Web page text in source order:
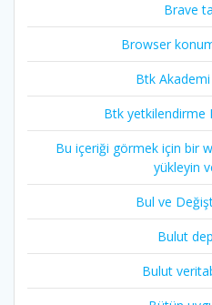
Brave
Browser
Btk
Btk yetkilendirme
Bu içeriği görmek için bir
yükleyin
Bul ve
Bulut
Bulut